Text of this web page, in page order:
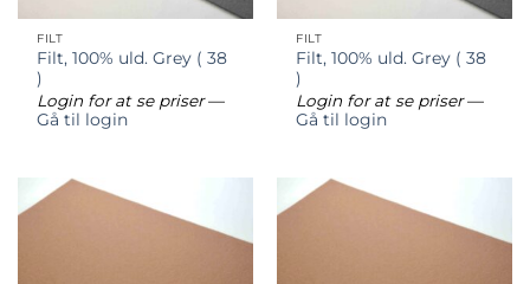
FILT
Filt, 100% uld. Grey ( 38
)
Login for at se priser—
Gå til login
FILT
Filt, 100% uld. Grey ( 38
)
Login for at se priser—
Gå til login